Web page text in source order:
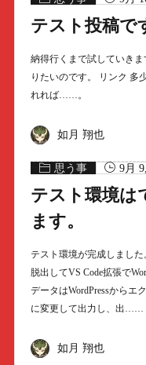
テスト投稿で
納得行くまで試していき
りたいのです。 リンク 多
れれば……。
如月 翔也
思う事 9月
テスト環境は
ます。
テスト環境が完成しまし
脱出してVS Code拡張で
データはWordPressからエ
に変更して出力し、出……
如月 翔也